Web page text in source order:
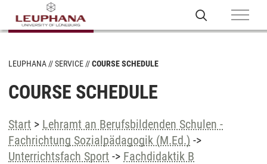
LEUPHANA SERVICE COURSE SCHEDULE
COURSE SCHEDULE
Start > Lehramt an Berufsbildenden Schulen -
Fachrichtung Sozialpädagogik (M.Ed.) ->
Unterrichtsfach Sport -> Fachdidaktik B